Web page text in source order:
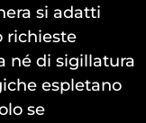
si adatti
richieste
né di sigillatura
espletano
se